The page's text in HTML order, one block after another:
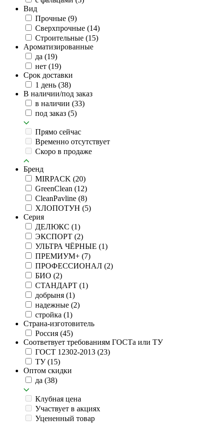
Вид
Прочные (9)
Сверхпрочные (14)
Строительные (15)
Ароматизированные
да (19)
нет (19)
Срок доставки
1 день (38)
В наличии/под заказ
в наличии (33)
под заказ (5)
Прямо сейчас
Временно отсутствует
Скоро в продаже
Бренд
MIRPACK (20)
GreenClean (12)
CleanPavline (8)
ХЛОПОТУН (5)
Серия
ДЕЛЮКС (1)
ЭКСПОРТ (2)
УЛЬТРА ЧЁРНЫЕ (1)
ПРЕМИУМ+ (7)
ПРОФЕССИОНАЛ (2)
БИО (2)
СТАНДАРТ (1)
добрыня (1)
надежные (2)
стройка (1)
Страна-изготовитель
Россия (45)
Соответвует требованиям ГОСТа или ТУ
ГОСТ 12302-2013 (23)
ТУ(15)
Оптом скидки
да (38)
Клубная цена
Участвует в акциях
Уцененный товар